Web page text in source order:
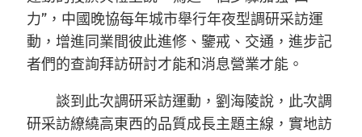
力”，中國晚協每年城市舉行年夜型調研采訪運
動，增進同業間彼此進修、鑒戒、交通，進步記
者們的查詢拜訪研討才能和消息營業才能。
談到此次調研采訪運動，劉海陵說，此次調
研采訪繚繞高東西的品質成長主題主線，實地訪